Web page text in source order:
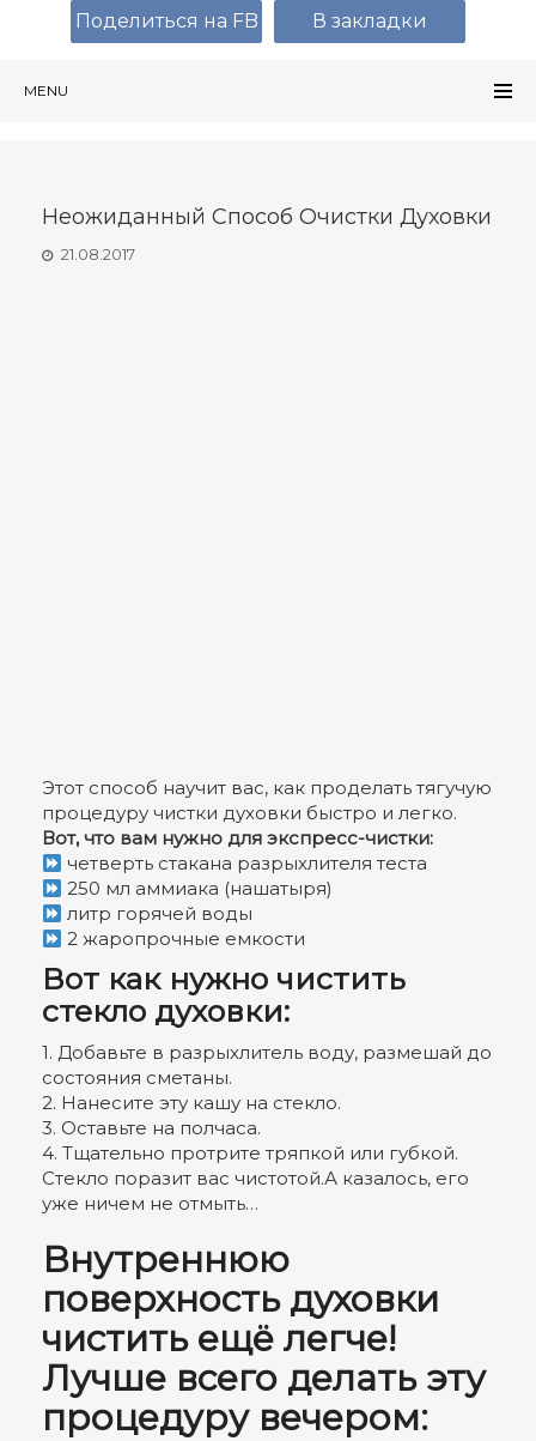
MENU
Неожиданный Способ Очистки Духовки
21.08.2017
Этот способ научит вас, как проделать тягучую
процедуру чистки духовки быстро и легко.
Вот, что вам нужно для экспресс-чистки:
четверть стакана разрыхлителя теста
250 мл аммиака (нашатыря)
литр горячей воды
2 жаропрочные емкости
Вот как нужно чистить
стекло духовки:
1. Добавьте в разрыхлитель воду, размешай до
состояния сметаны.
2. Нанесите эту кашу на стекло.
3. Оставьте на полчаса.
4. Тщательно протрите тряпкой или губкой.
Стекло поразит вас чистотой.А казалось, его
уже ничем не отмыть…
Внутреннюю
поверхность духовки
чистить ещё легче!
Лучше всего делать эту
процедуру вечером:
Поделиться на FB В закладки